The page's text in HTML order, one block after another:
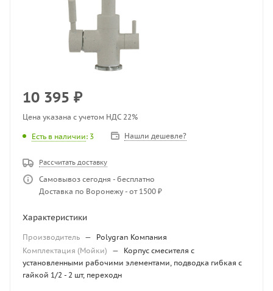
10 395 ₽
Цена указана с учетом НДС 22%
Есть в наличии: 3 Нашли дешевле?
Рассчитать доставку
Самовывоз сегодня - бесплатно
Доставка по Воронежу - от 1500 ₽
Характеристики
Производитель —
Polygran Компания
Комплектация (Мойки)
—
Корпус смесителя с
установленными рабочими элементами, подводка гибкая с
гайкой 1/2 - 2 шт, переходн